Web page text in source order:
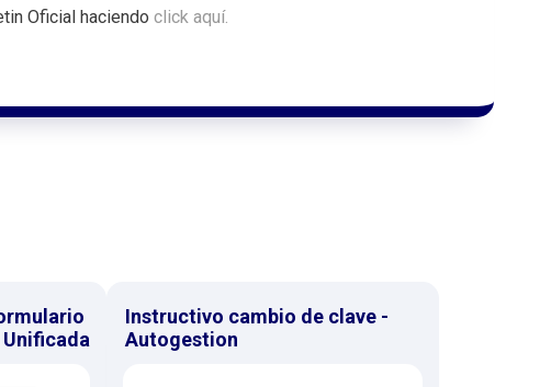
Oficial haciendo click aquí.
Instructivo cambio de clave -
Autogestion